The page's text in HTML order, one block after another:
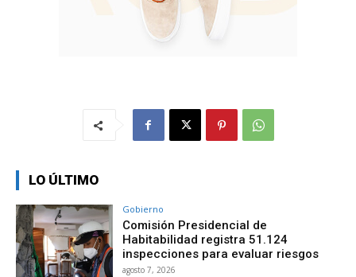
LO ÚLTIMO
Gobierno
Comisión Presidencial de
Habitabilidad registra 51.124
inspecciones para evaluar riesgos
agosto 7, 2026